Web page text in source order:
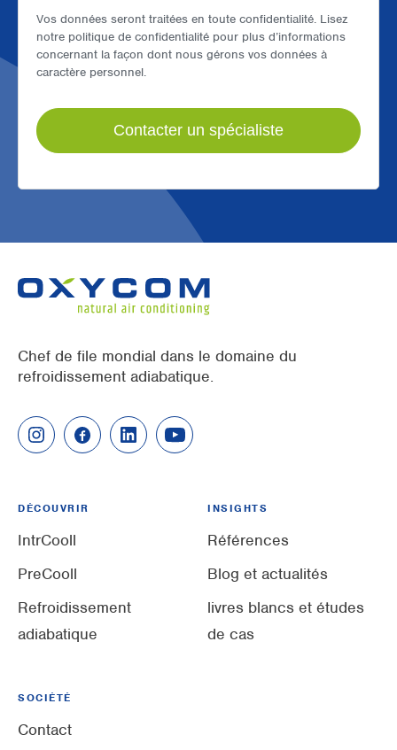
Vos données seront traitées en toute confidentialité. Lisez
notre politique de confidentialité pour plus d’informations
concernant la façon dont nous gérons vos données à
caractère personnel.
Chef de file mondial dans le domaine du
refroidissement adiabatique.
DÉCOUVRIR
IntrCooll
PreCooll
Refroidissement
adiabatique
INSIGHTS
Références
Blog et actualités
livres blancs et études
de cas
SOCIÉTÉ
Contact